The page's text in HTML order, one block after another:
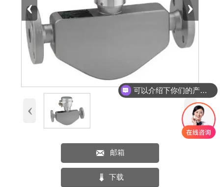
‹ ›
‹ ›
 邮箱
 下载
可以介绍下你们的产品么